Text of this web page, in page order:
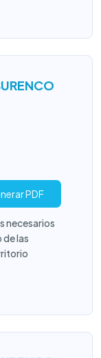
PDF
necesarios
las